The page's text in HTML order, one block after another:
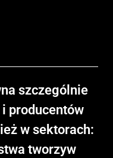
szczególnie
producentów
w sektorach:
tworzyw